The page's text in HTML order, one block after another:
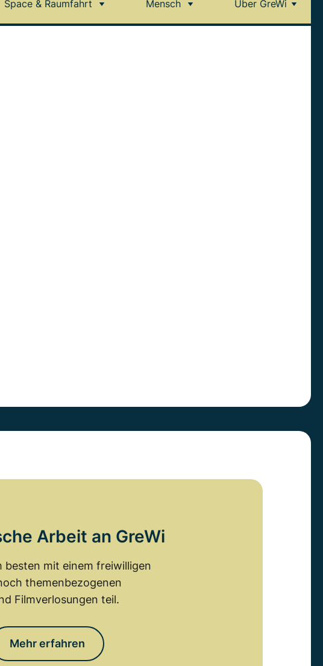
Space & Raumfahrt Mensch Über GreWi
Arbeit an GreWi
besten mit einem freiwilligen
themenbezogenen
Filmverlosungen teil.
Mehr erfahren